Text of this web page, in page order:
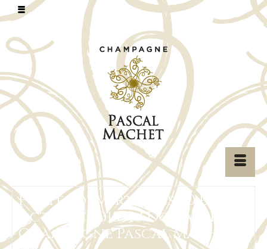
Portes ouvertes les 20 et 21
octobre 2018 au Domaine
Champagne Pascal MACHET